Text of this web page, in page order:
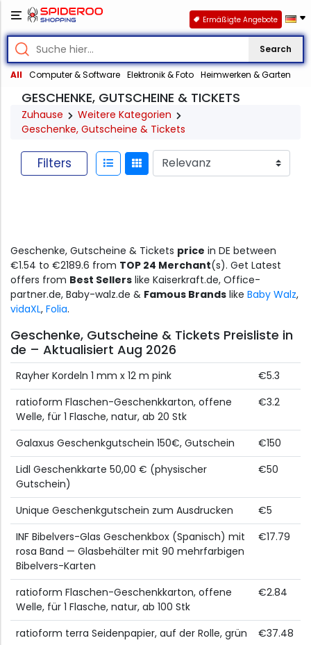
Search
All Computer & Software Elektronik & Foto Heimwerken & Garten
Ermäßigte Angebote
GESCHENKE, GUTSCHEINE & TICKETS
Zuhause
Weitere Kategorien
Geschenke, Gutscheine & Tickets
Filters
Geschenke, Gutscheine & Tickets price in DE between
€1.54 to €2189.6 from TOP 24 Merchant(s). Get Latest
offers from Best Sellers like Kaiserkraft.de, Office-
partner.de, Baby-walz.de & Famous Brands like Baby Walz,
vidaXL, Folia.
Geschenke, Gutscheine & Tickets Preisliste in
de – Aktualisiert Aug 2026
Rayher Kordeln 1 mm x 12 m pink
€5.3
ratioform Flaschen-Geschenkkarton, offene
Welle, für 1 Flasche, natur, ab 20 Stk
€3.2
Galaxus Geschenkgutschein 150€, Gutschein
€150
Lidl Geschenkkarte 50,00 € (physischer
Gutschein)
€50
Unique Geschenkgutschein zum Ausdrucken
€5
INF Bibelvers-Glas Geschenkbox (Spanisch) mit
rosa Band — Glasbehälter mit 90 mehrfarbigen
Bibelvers-Karten
€17.79
ratioform Flaschen-Geschenkkarton, offene
Welle, für 1 Flasche, natur, ab 100 Stk
€2.84
ratioform terra Seidenpapier, auf der Rolle, grün
€37.48